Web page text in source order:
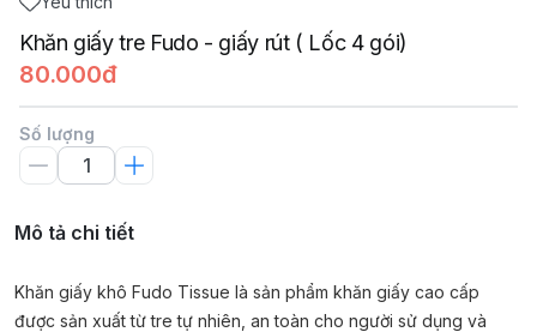
Khăn giấy tre Fudo - giấy rút ( Lốc 4 gói)
80.000đ
Số lượng
Mô tả chi tiết
Khăn giấy khô Fudo Tissue là sản phẩm khăn giấy cao cấp
được sản xuất từ tre tự nhiên, an toàn cho người sử dụng và